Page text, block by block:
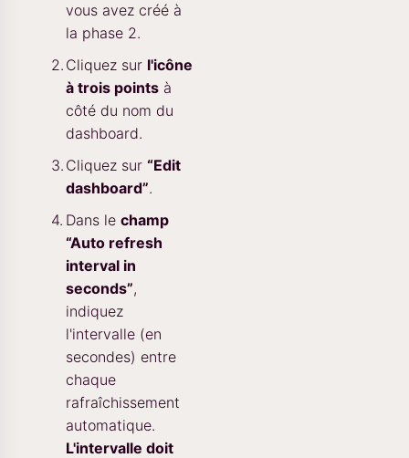
vous avez créé à
la phase 2.
Cliquez sur l'icône
à trois points à
côté du nom du
dashboard.
Cliquez sur “Edit
dashboard”.
Dans le champ
“Auto refresh
interval in
seconds”,
indiquez
l'intervalle (en
secondes) entre
chaque
rafraîchissement
automatique.
L'intervalle doit